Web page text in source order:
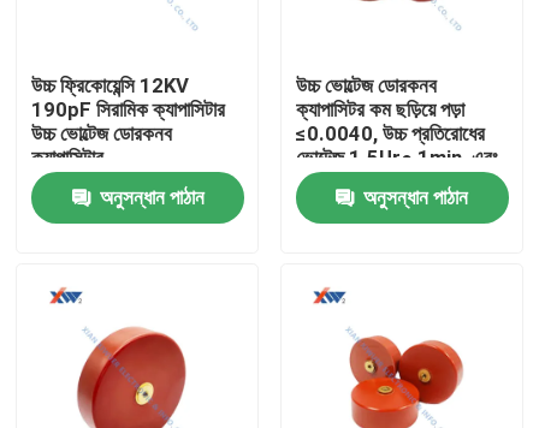
VR প্রদর্শন
উচ্চ ফ্রিকোয়েন্সি 12KV
190pF সিরামিক ক্যাপাসিটার
উচ্চ ভোল্টেজ ডোরকনব
ক্যাপাসিটার
অনুসন্ধান পাঠান
উচ্চ ভোল্টেজ ডোরকনব
ক্যাপাসিটর কম ছড়িয়ে পড়া
≤0.0040, উচ্চ প্রতিরোধের
ভোল্টেজ 1.5Ur● 1min, এবং
উচ্চ নিরোধক প্রতিরোধের
1.0×105MΩঅনুসন্ধান পাঠান